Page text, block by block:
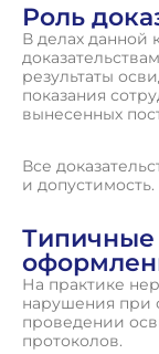
Роль
В делах данной
результаты
показания
вынесенных
Все
и допустимость.
На практике
нарушения при
проведении
протоколов.